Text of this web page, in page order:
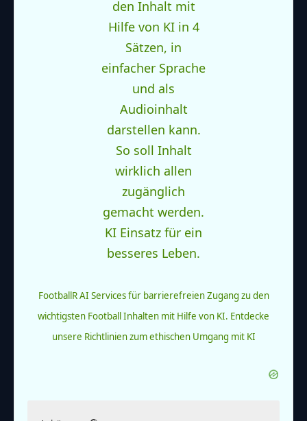
FootballR AI Services für barrierefreien Zugang zu den
wichtigsten Football Inhalten mit Hilfe von KI. Entdecke
unsere Richtlinien zum ethischen Umgang mit KI